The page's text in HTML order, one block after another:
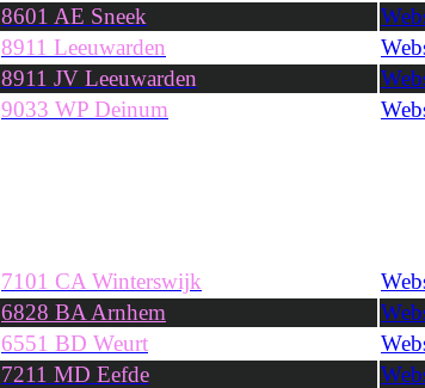
8601 AE Sneek
8911 Leeuwarden
8911 JV Leeuwarden
9033 WP Deinum
7101 CA Winterswijk
6828 BA Arnhem
6551 BD Weurt
7211 MD Eefde